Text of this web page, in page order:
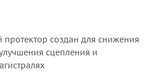
создан для снижения
сцепления и